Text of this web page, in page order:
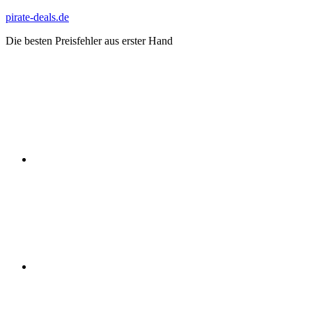
Zum
springen
pirate-deals.de
Die besten Preisfehler aus erster Hand